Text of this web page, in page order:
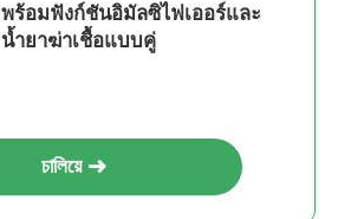
พร้อมฟังก์ชันอิมัลซิไฟเออร์และ
น้ำยาฆ่าเชื้อแบบคู่
চালিয়ে